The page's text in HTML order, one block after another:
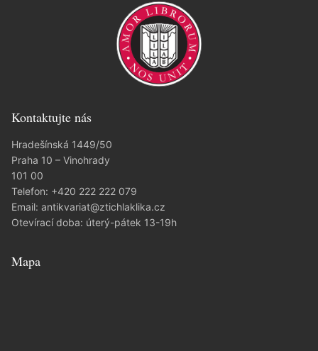
Kontaktujte nás
Hradešínská 1449/50
Praha 10 – Vinohrady
101 00
Telefon: +420 222 222 079
Email: antikvariat@ztichlaklika.cz
Otevírací doba: úterý-pátek 13-19h
Mapa